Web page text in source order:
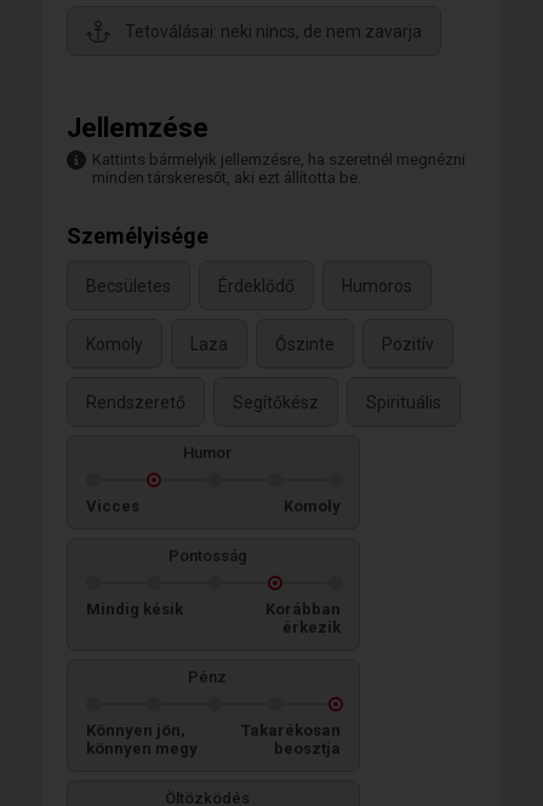
Tetoválásai: neki nincs, de nem zavarja
Jellemzése
Kattints bármelyik jellemzésre, ha szeretnél megnézni
minden társkeresőt, aki ezt állította be.
Személyisége
Becsületes Érdeklődő Humoros
Komoly Laza Őszinte Pozitív
Rendszerető Segítőkész Spirituális
Humor
Vicces Komoly
Pontosság
Mindig késik
Korábban
érkezik
Pénz
Könnyen jön,
könnyen megy
Takarékosan
beosztja
Öltözködés